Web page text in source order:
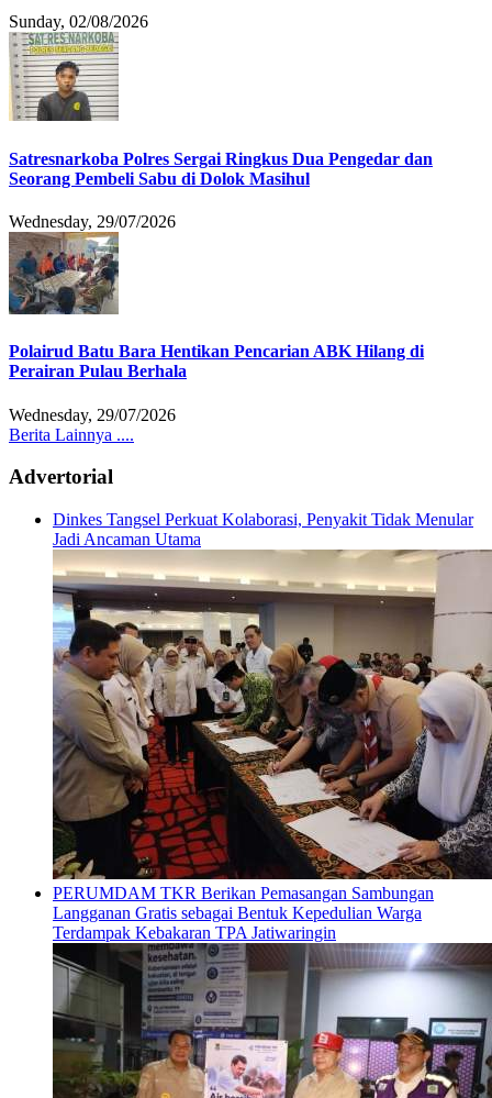
Sunday, 02/08/2026
Satresnarkoba Polres Sergai Ringkus Dua Pengedar dan
Seorang Pembeli Sabu di Dolok Masihul
Wednesday, 29/07/2026
Polairud Batu Bara Hentikan Pencarian ABK Hilang di
Perairan Pulau Berhala
Wednesday, 29/07/2026
Berita Lainnya ....
Advertorial
Dinkes Tangsel Perkuat Kolaborasi, Penyakit Tidak Menular
Jadi Ancaman Utama
PERUMDAM TKR Berikan Pemasangan Sambungan
Langganan Gratis sebagai Bentuk Kepedulian Warga
Terdampak Kebakaran TPA Jatiwaringin